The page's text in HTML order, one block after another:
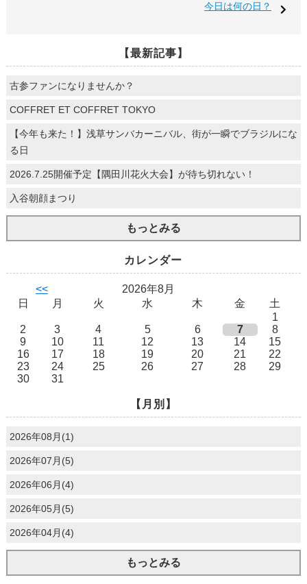
今日は何の日？
【最新記事】
古参ファンになりませんか？
COFFRET ET COFFRET TOKYO
【今年も来た！】浅草サンバカーニバル、街が一瞬でブラジルにな
る日
2026.7.25開催予定【隅田川花火大会】が待ち切れない！
入谷朝顔まつり
もっとみる
カレンダー
<<
2026年8月
日
月 火 水 木 金
土
1
2
3 4 5 6 7
8
9
10 11 12 13 14
15
16
17 18 19 20 21
22
23
24 25 26 27 28
29
30
31
【月別】
2026年08月(1)
2026年07月(5)
2026年06月(4)
2026年05月(5)
2026年04月(4)
もっとみる